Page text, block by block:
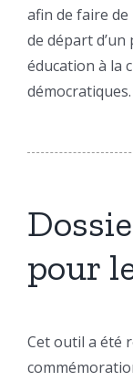
afin de faire
de départ
éducation à la
démocratiques.
pour
Cet outil a été